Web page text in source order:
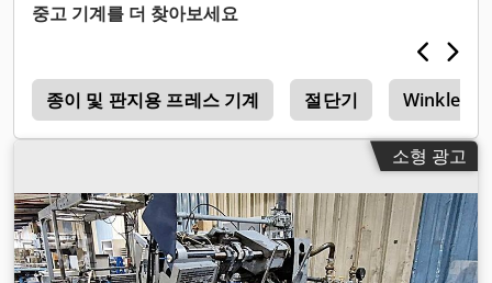
중고 기계를 더 찾아보세요
종이 및 판지용 프레스 기계 절단기 Winkler
소형 광고